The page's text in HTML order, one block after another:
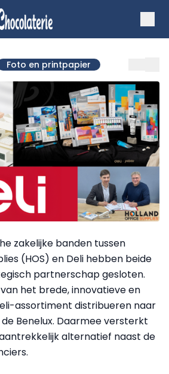
Foto en printpapier
zakelijke banden tussen
(HOS) en Deli hebben beide
partnerschap gesloten.
het brede, innovatieve en
assortiment distribueren naar
Benelux. Daarmee versterkt
aantrekkelijk alternatief naast de